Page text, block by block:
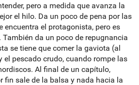
pero a medida que avanza la
el hilo. Da un poco de pena por las
encuentra el protagonista, pero es
da un poco de repugnancia
se tiene que comer la gaviota (al
el pescado crudo, cuando rompe las
Al final de un capítulo,
fin sale de la balsa y nada hacia la